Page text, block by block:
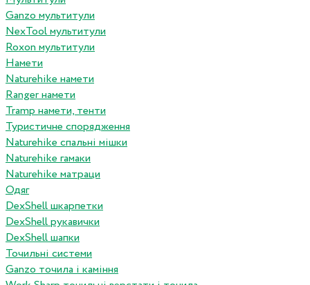
Ganzo мультитули
NexTool мультитули
Roxon мультитули
Намети
Naturehike намети
Ranger намети
Tramp намети, тенти
Туристичне спорядження
Naturehike спальні мішки
Naturehike гамаки
Naturehike матраци
Одяг
DexShell шкарпетки
DexShell рукавички
DexShell шапки
Точильні системи
Ganzo точила і каміння